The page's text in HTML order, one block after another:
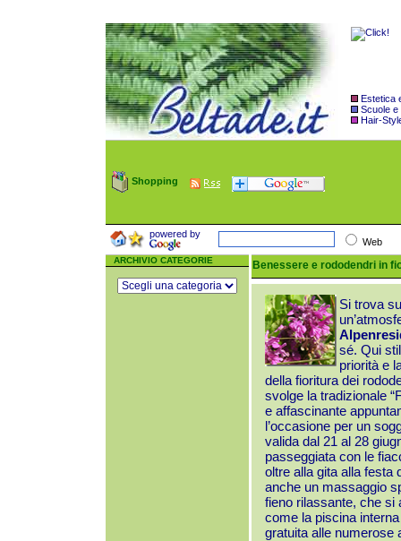
Estetica
Scuole e
Hair-
Shopping
powered by
Web
ARCHIVIO CATEGORIE Benessere e rododendri in
Si trova
sé. Qui
priorità e
della fioritura dei
svolge la tradizionale
e affascinante
l’occasione per un
valida dal 21 al 28
passeggiata con le
oltre alla gita alla festa
anche un massaggio
fieno rilassante, che si
come la piscina
gratuita alle numerose